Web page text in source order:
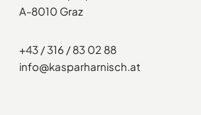
A-8010 Graz
+43 / 316 / 83 02 88
info@kasparharnisch.at